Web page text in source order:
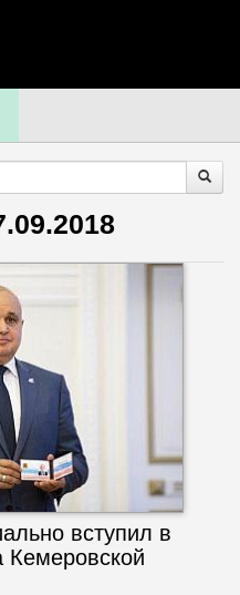
вступил в
Кемеровской